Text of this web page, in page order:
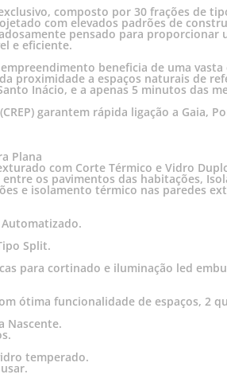
composto por 30 frações de
com elevados padrões de
pensado para proporcionar
e eficiente.
beneficia de uma
proximidade a espaços naturais de
Inácio, e a apenas 5 minutos das
garantem rápida ligação a Gaia,
Plana
com Corte Térmico e Vidro
os pavimentos das habitações,
e isolamento térmico nas paredes
Automatizado.
Split.
para cortinado e iluminação led
ótima funcionalidade de espaços, 2
Nascente.
temperado.